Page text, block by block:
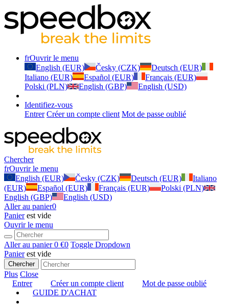
frOuvrir le menu
English (EUR)
Česky (CZK)
Deutsch (EUR)
Italiano (EUR)
Español (EUR)
Français (EUR)
Polski (PLN)
English (GBP) English (USD)
Identifiez-vous
Entrer Créer un compte client Mot de passe oublié
Chercher
frOuvrir le menu
English (EUR)
Česky (CZK) Deutsch (EUR)
Italiano
(EUR)
Español (EUR) Français (EUR)
Polski (PLN)
English (GBP)
English (USD)
Aller au panier0
Panierest vide
Ouvrir le menu
Aller au panier0 €0 Toggle Dropdown
Panierest vide
Chercher
Plus Close
Entrer
Créer un compte client
Mot de passe oublié
GUIDE D'ACHAT